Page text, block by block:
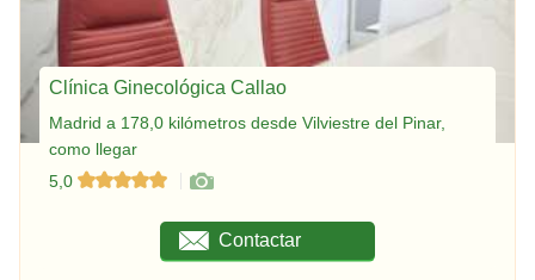
Clínica Ginecológica Callao
Madrid a 178,0 kilómetros desde Vilviestre del Pinar,
como llegar
5,0
Contactar